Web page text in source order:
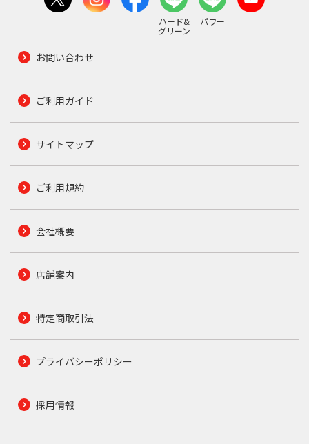
ハード&
グリーン
パワー
お問い合わせ
ご利用ガイド
サイトマップ
ご利用規約
会社概要
店舗案内
特定商取引法
プライバシーポリシー
採用情報